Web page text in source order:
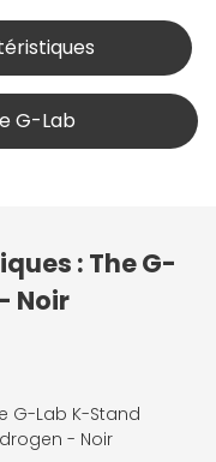
G-Lab
: The G-
Noir
G-Lab K-Stand
- Noir